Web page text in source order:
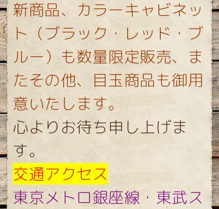
新商品、カラーキャビネッ
ト（ブラック・レッド・ブ
ルー）も数量限定販売、ま
たその他、目玉商品も御用
意いたします。
心よりお待ち申し上げま
す。
交通アクセス
東京メトロ銀座線・東武ス